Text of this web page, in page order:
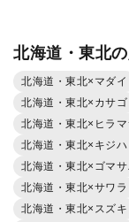
北海道・東北
北海道・東北×マダイ
北海道・東北×カサゴ
北海道・東北×ヒラ
北海道・東北×キジハ
北海道・東北×ゴマ
北海道・東北×サワラ
北海道・東北×スズキ